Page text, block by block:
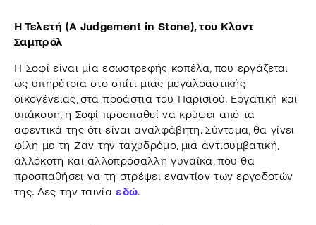
Η Τελετή (A Judgement in Stone), του Κλοντ
Σαμπρόλ
Η Σοφί είναι μία εσωστρεφής κοπέλα, που εργάζεται
ως υπηρέτρια στο σπίτι μιας μεγαλοαστικής
οικογένειας, στα προάστια του Παρισιού. Εργατική και
υπάκουη, η Σοφί προσπαθεί να κρύψει από τα
αφεντικά της ότι είναι αναλφάβητη. Σύντομα, θα γίνει
φίλη με τη Ζαν την ταχυδρόμο, μια αντισυμβατική,
αλλόκοτη και αλλοπρόσαλλη γυναίκα, που θα
προσπαθήσει να τη στρέψει εναντίον των εργοδοτών
της. Δες την ταινίαεδώ.